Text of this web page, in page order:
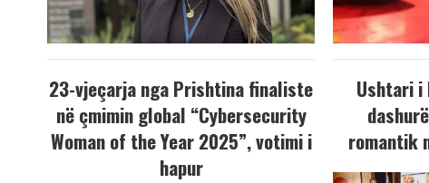
23-vjeçarja nga Prishtina finaliste
në çmimin global “Cybersecurity
Woman of the Year 2025”, votimi i
hapur
Ushtari i
romantik